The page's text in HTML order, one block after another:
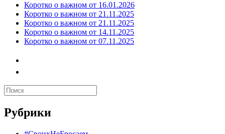
Коротко о важном от 16.01.2026
Коротко о важном от 21.11.2025
Коротко о важном от 21.11.2025
Коротко о важном от 14.11.2025
Коротко о важном от 07.11.2025
Рубрики